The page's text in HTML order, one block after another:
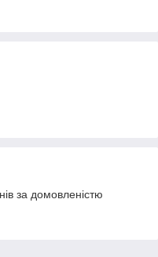
за домовленістю